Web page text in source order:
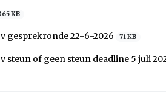
KB
gesprekronde 22-6-2026 71 KB
steun of geen steun deadline 5 juli